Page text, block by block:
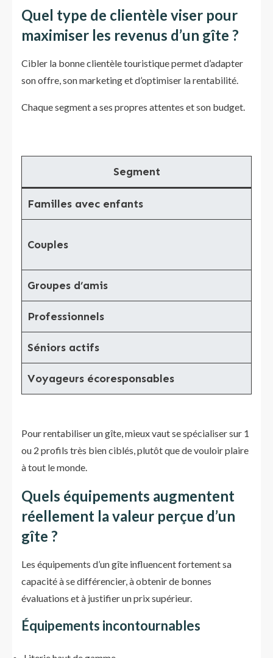
Quel type de clientèle viser pour
maximiser les revenus d’un gîte ?
Cibler la bonne clientèle touristique permet d’adapter
son offre, son marketing et d’optimiser la rentabilité.
Chaque segment a ses propres attentes et son budget.
Segment
Familles avec enfants
Couples
Groupes d’amis
Professionnels
Séniors actifs
Voyageurs écoresponsables
Pour rentabiliser un gîte, mieux vaut se spécialiser sur 1
ou 2 profils très bien ciblés, plutôt que de vouloir plaire
à tout le monde.
Quels équipements augmentent
réellement la valeur perçue d’un
gîte ?
Les équipements d’un gîte influencent fortement sa
capacité à se différencier, à obtenir de bonnes
évaluations et à justifier un prix supérieur.
Équipements incontournables